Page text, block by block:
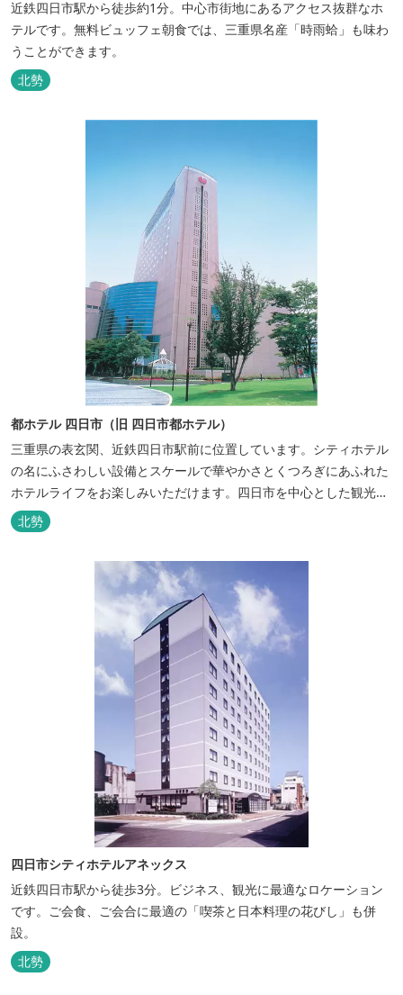
近鉄四日市駅から徒歩約1分。中心市街地にあるアクセス抜群なホ
テルです。無料ビュッフェ朝食では、三重県名産「時雨蛤」も味わ
うことができます。
北勢
都ホテル 四日市（旧 四日市都ホテル）
三重県の表玄関、近鉄四日市駅前に位置しています。シティホテル
の名にふさわしい設備とスケールで華やかさとくつろぎにあふれた
ホテルライフをお楽しみいただけます。四日市を中心とした観光、
ビジネス、会議やゴルフ場などへの基点として便利にご利用いただ
けます。
北勢
四日市シティホテルアネックス
近鉄四日市駅から徒歩3分。ビジネス、観光に最適なロケーション
です。ご会食、ご会合に最適の「喫茶と日本料理の花びし」も併
設。
北勢